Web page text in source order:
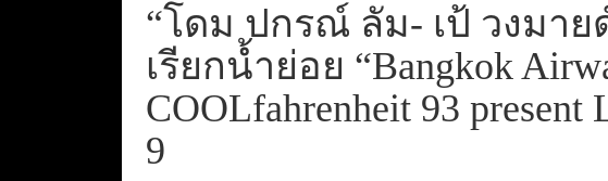
“โดม ปกรณ์ ลัม- เป้ วงมาย
เรียกน้ำย่อย “Bangkok
COOLfahrenheit 93 present
9